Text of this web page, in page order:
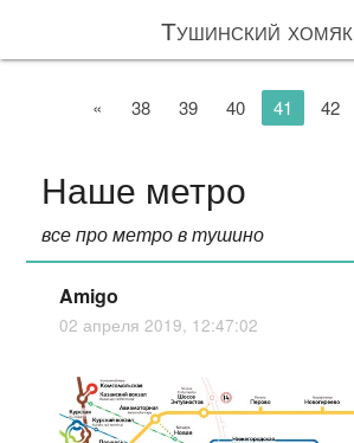
Тушинский хомяк
« 38 39 40 41 42
Наше метро
все про метро в тушино
Amigo
02 апреля 2019, 12:47:02